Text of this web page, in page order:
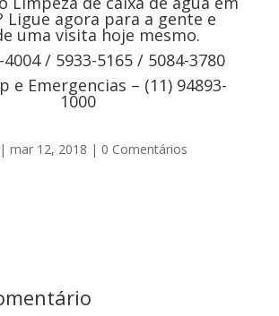
Ligue agora para a gente e
uma visita hoje mesmo.
4004 / 5933-5165 / 5084-3780
e Emergencias – (11) 94893-
1000
| mar 12, 2018 | 0 Comentários